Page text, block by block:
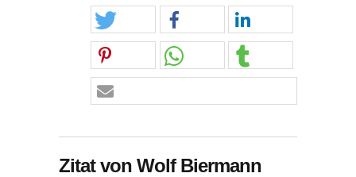
Zitat von Wolf Biermann